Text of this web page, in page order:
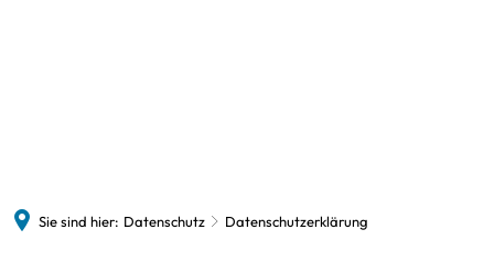
Wasserqualität
Sie sind hier: Datenschutz Datenschutzerklärung